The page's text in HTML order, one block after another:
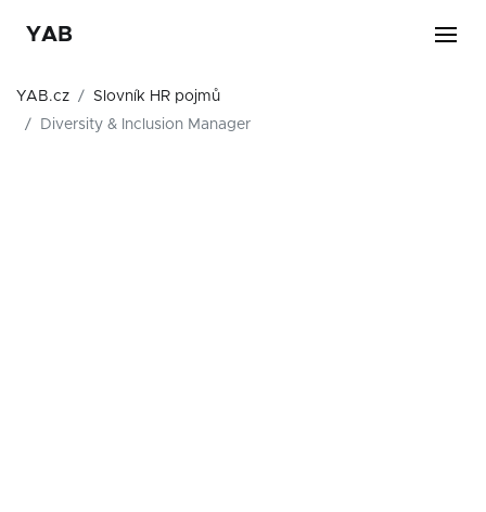
YAB
YAB.cz
Slovník HR pojmů
Diversity & Inclusion Manager